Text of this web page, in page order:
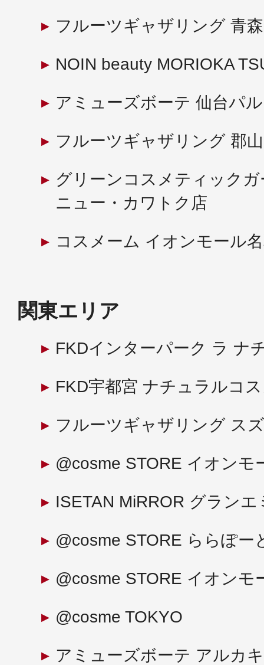
フルーツギャザリング 青
NOIN beauty MORIOKA
アミューズボーテ 仙台パ
フルーツギャザリング 郡
グリーンコスメティック
ニュー・カワトク店
コスメーム イオンモール
関東エリア
FKDインターパーク ラ ナ
FKD宇都宮 ナチュラルコ
フルーツギャザリング ス
@cosme STORE イオンモ
ISETAN MiRROR グランエ
@cosme STORE ららぽー
@cosme STORE イオンモ
@cosme TOKYO
アミューズボーテ アルカ